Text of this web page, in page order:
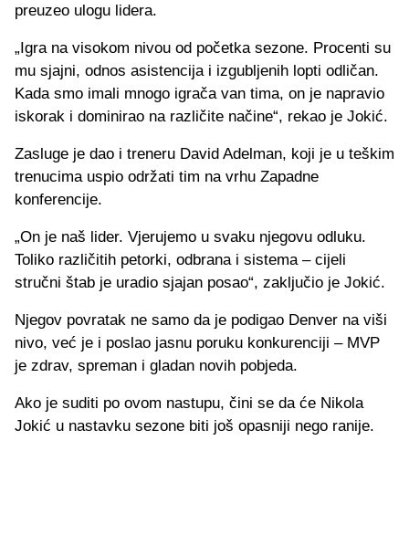
preuzeo ulogu lidera.
„Igra na visokom nivou od početka sezone. Procenti su
mu sjajni, odnos asistencija i izgubljenih lopti odličan.
Kada smo imali mnogo igrača van tima, on je napravio
iskorak i dominirao na različite načine“, rekao je Jokić.
Zasluge je dao i treneru David Adelman, koji je u teškim
trenucima uspio održati tim na vrhu Zapadne
konferencije.
„On je naš lider. Vjerujemo u svaku njegovu odluku.
Toliko različitih petorki, odbrana i sistema – cijeli
stručni štab je uradio sjajan posao“, zaključio je Jokić.
Njegov povratak ne samo da je podigao Denver na viši
nivo, već je i poslao jasnu poruku konkurenciji – MVP
je zdrav, spreman i gladan novih pobjeda.
Ako je suditi po ovom nastupu, čini se da će Nikola
Jokić u nastavku sezone biti još opasniji nego ranije.